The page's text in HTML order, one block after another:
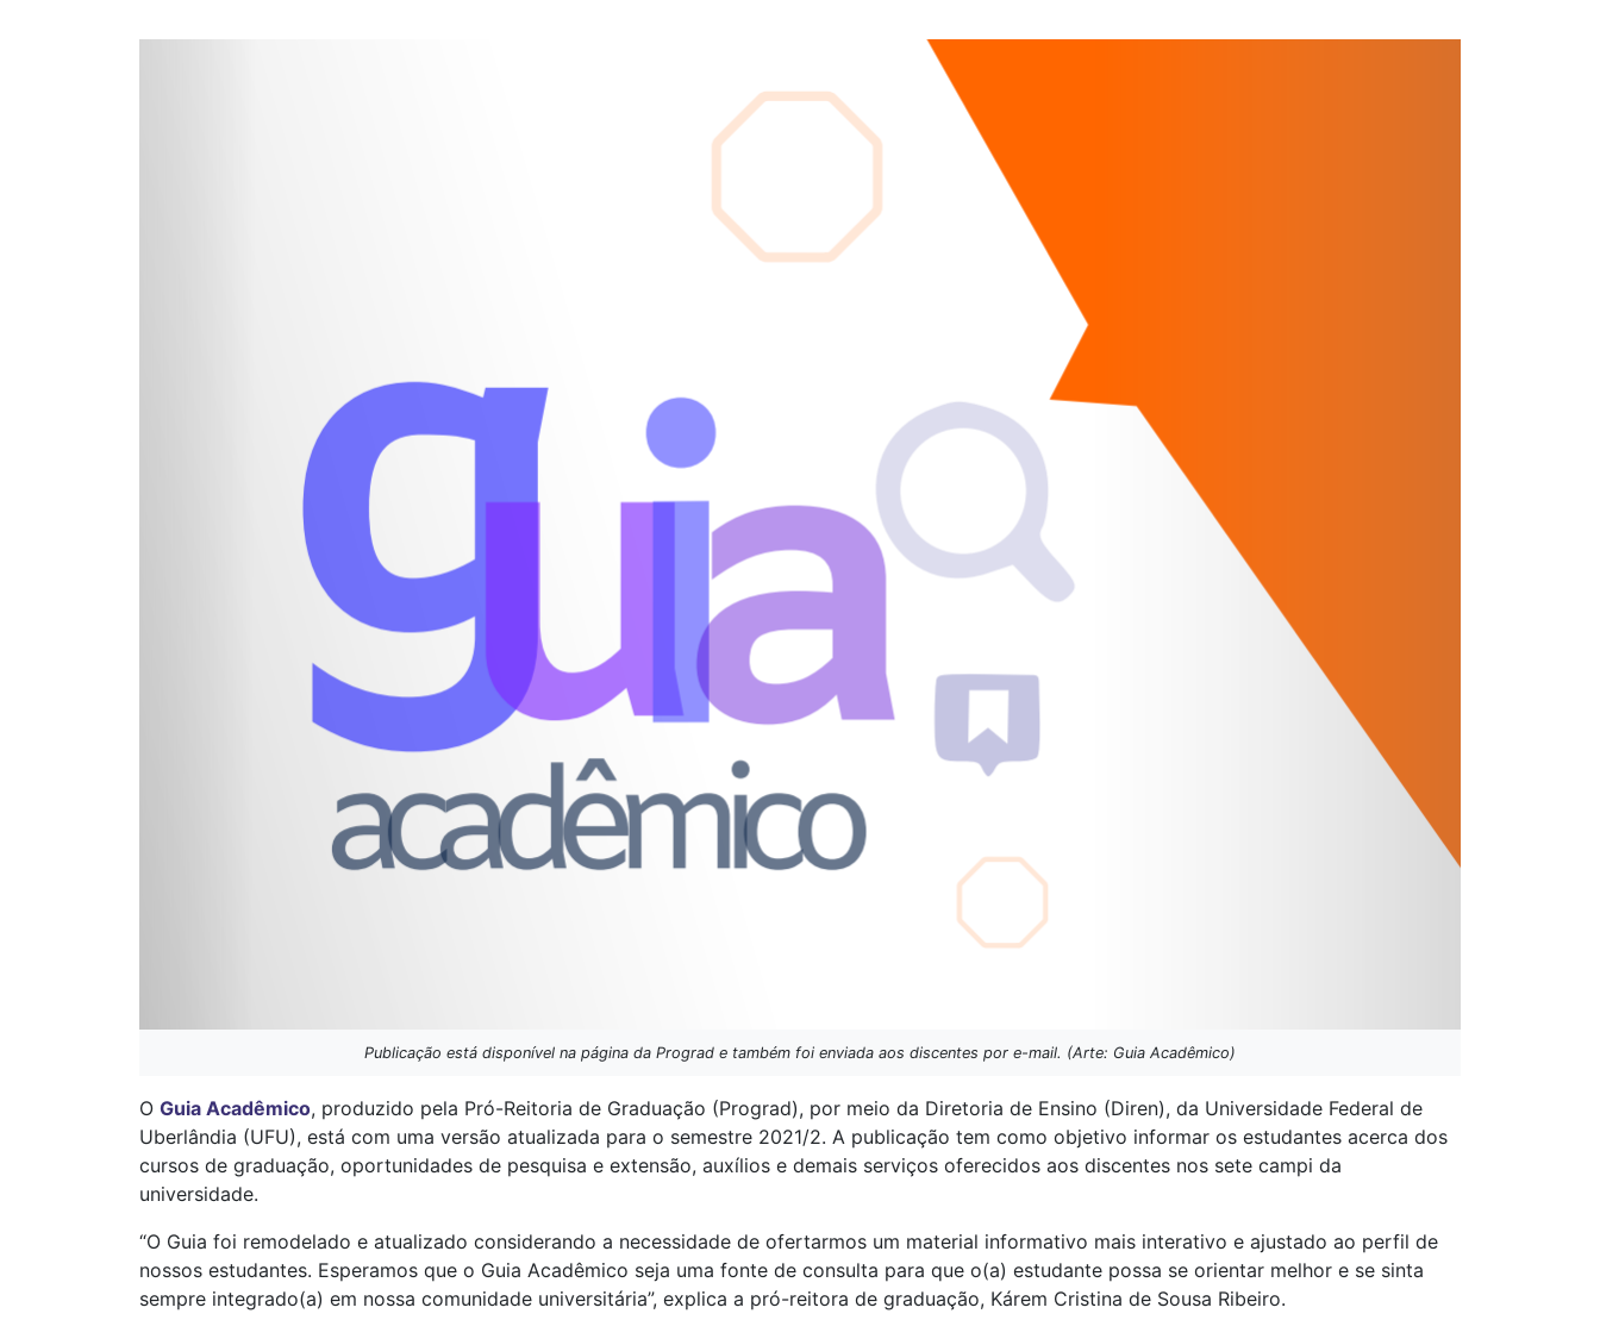
Publicação está disponível na página da Prograd e também foi enviada aos discentes por e-mail. (Arte: Guia Acadêmico)
O Guia Acadêmico, produzido pela Pró-Reitoria de Graduação (Prograd), por meio da Diretoria de Ensino (Diren), da Universidade Federal de
Uberlândia (UFU), está com uma versão atualizada para o semestre 2021/2. A publicação tem como objetivo informar os estudantes acerca dos
cursos de graduação, oportunidades de pesquisa e extensão, auxílios e demais serviços oferecidos aos discentes nos sete campi da
universidade.
“O Guia foi remodelado e atualizado considerando a necessidade de ofertarmos um material informativo mais interativo e ajustado ao perfil de
nossos estudantes. Esperamos que o Guia Acadêmico seja uma fonte de consulta para que o(a) estudante possa se orientar melhor e se sinta
sempre integrado(a) em nossa comunidade universitária”, explica a pró-reitora de graduação, Kárem Cristina de Sousa Ribeiro.